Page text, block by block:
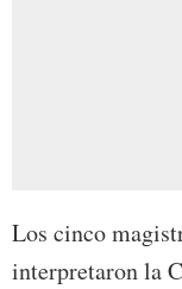
Los cinco
interpretaron la